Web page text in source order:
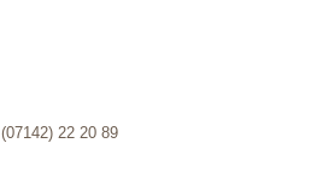
(07142) 22 20 89